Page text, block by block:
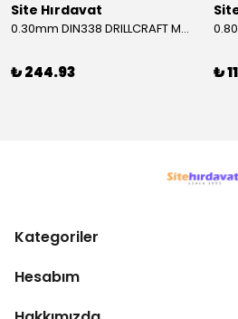
Site Hırdavat
0.30mm DIN338 DRILLCRAFT MATKAP UCU HSS 10 Adet
₺ 244.93 ₺
Kategoriler
Hesabım